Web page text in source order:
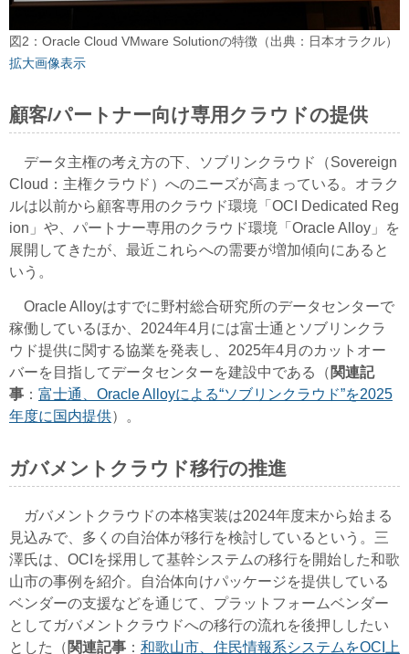
図2：Oracle Cloud VMware Solutionの特徴（出典：日本オラクル）
拡大画像表示
顧客/パートナー向け専用クラウドの提供
データ主権の考え方の下、ソブリンクラウド（Sovereign
Cloud：主権クラウド）へのニーズが高まっている。オラク
ルは以前から顧客専用のクラウド環境「OCI Dedicated Reg
ion」や、パートナー専用のクラウド環境「Oracle Alloy」を
展開してきたが、最近これらへの需要が増加傾向にあると
いう。
Oracle Alloyはすでに野村総合研究所のデータセンターで
稼働しているほか、2024年4月には富士通とソブリンクラ
ウド提供に関する協業を発表し、2025年4月のカットオー
バーを目指してデータセンターを建設中である（ 関連記
事 ： 富士通、Oracle Alloyによる“ソブリンクラウド”を2025
年度に国内提供）。
ガバメントクラウド移行の推進
ガバメントクラウドの本格実装は2024年度末から始まる
見込みで、多くの自治体が移行を検討しているという。三
澤氏は、OCIを採用して基幹システムの移行を開始した和歌
山市の事例を紹介。自治体向けパッケージを提供している
ベンダーの支援などを通じて、プラットフォームベンダー
としてガバメントクラウドへの移行の流れを後押ししたい
とした（ 関連記事 ： 和歌山市、住民情報系システムをOCI上